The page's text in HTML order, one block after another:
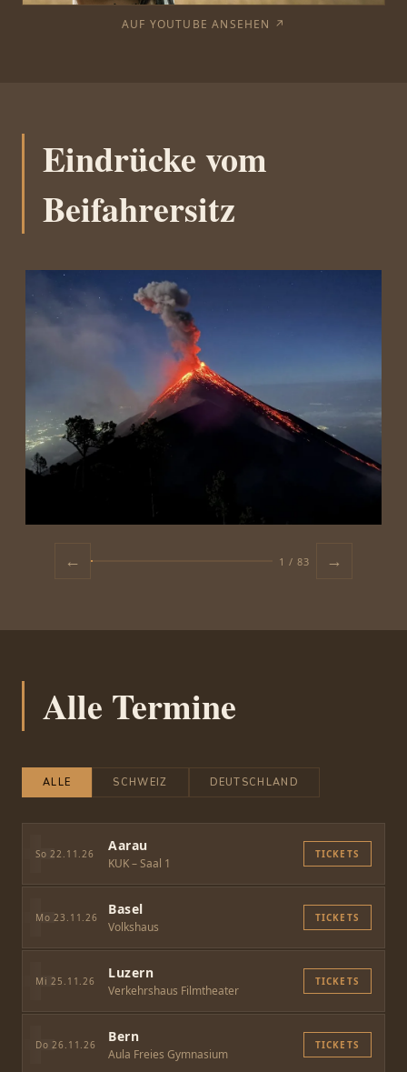
AUF YOUTUBE ANSEHEN ↗
Eindrücke vom
Beifahrersitz
← 2 / 83 →
Alle Termine
ALLE SCHWEIZ DEUTSCHLAND
So 22.11.26 Aarau
KUK – Saal 1
TICKETS
Mo 23.11.26 Basel
Volkshaus
TICKETS
Mi 25.11.26 Luzern
Verkehrshaus Filmtheater
TICKETS
Do 26.11.26 Bern
Aula Freies Gymnasium
TICKETS